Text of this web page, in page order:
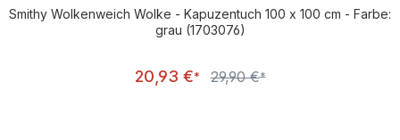
Smithy Wolkenweich Wolke - Kapuzentuch 100 x 100 cm - Farbe:
grau (1703076)
20,93 €* Regulärer Preis:
29,90 €*